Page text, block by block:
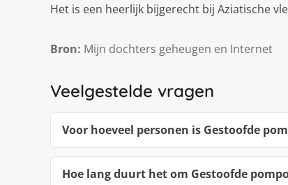
Het is een heerlijk bijgerecht bij Aziatische
Bron: Mijn dochters geheugen en Internet
Veelgestelde vragen
Voor hoeveel personen is Gestoofde
Hoe lang duurt het om Gestoofde